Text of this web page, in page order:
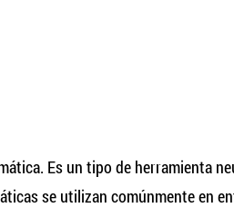
Es un tipo de herramienta
se utilizan comúnmente en